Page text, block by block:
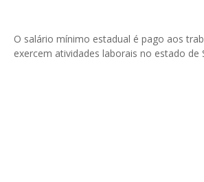
O salário mínimo estadual é pago aos
exercem atividades laborais no estado de